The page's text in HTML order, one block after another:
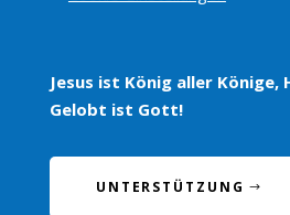
Jesus ist König aller Könige,
Gelobt ist Gott!
UNTERSTÜTZUNG